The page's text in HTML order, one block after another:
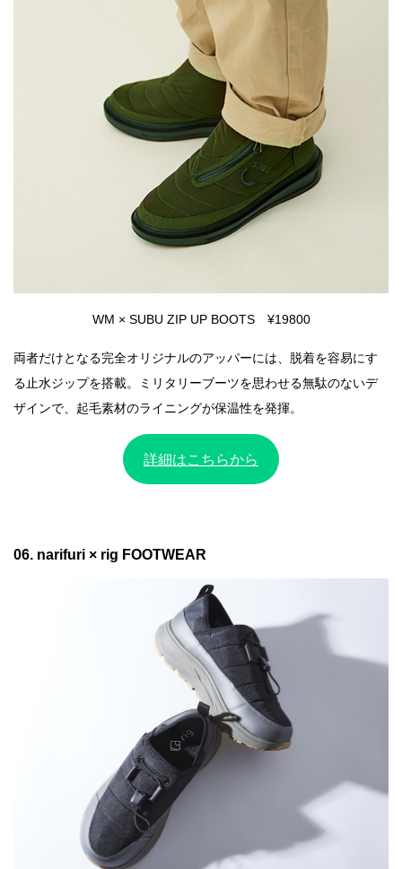
WM × SUBU ZIP UP BOOTS ¥19800
両者だけとなる完全オリジナルのアッパーには、脱着を容易にす
る止水ジップを搭載。ミリタリーブーツを思わせる無駄のないデ
ザインで、起毛素材のライニングが保温性を発揮。
詳細はこちらから
06. narifuri × rig FOOTWEAR